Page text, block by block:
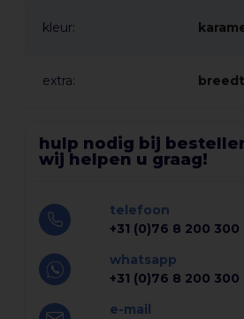
kleur:
extra:
hulp nodig bij
wij helpen u graag!
telefoon
+31 (0)76 8 200 300
whatsapp
+31 (0)76 8 200 300
e-mail